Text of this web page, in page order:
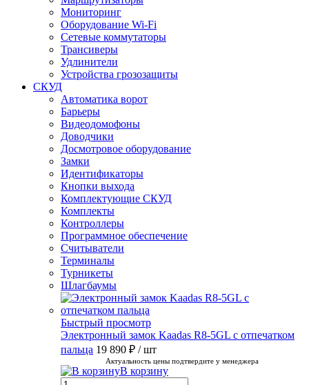
Мониторинг
Оборудование Wi-Fi
Сетевые коммутаторы
Трансиверы
Удлинители
Устройства грозозащиты
СКУД
Автоматика ворот
Барьеры
Видеодомофоны
Доводчики
Досмотровое оборудование
Замки
Идентификаторы
Кнопки выхода
Комплектующие СКУД
Комплекты
Контроллеры
Программное обеспечение
Считыватели
Терминалы
Турникеты
Шлагбаумы
Быстрый просмотр
Электронный замок Kaadas R8-5GL с отпечатком
пальца 19 890 ₽ / шт
Актуальность цены подтвердите у менеджера
В корзину